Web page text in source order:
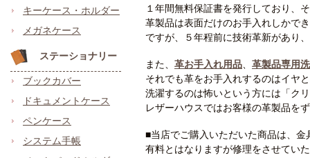
キーケース・ホルダー
メガネケース
ステーショナリー
ブックカバー
ドキュメントケース
ペンケース
システム手帳
１年間無料保証書を発行しており、
革製品は表面だけのお手入れしかで
ですが、５年程前に技術革新があり
また、 革お手入れ用品、 革製品専用
それでも革をお手入れするのはイヤ
洗濯するのは怖いという方には「ク
レザーハウスではお客様の革製品を
■当店でご購入いただいた商品は、
有料とはなりますが修理をさせてい